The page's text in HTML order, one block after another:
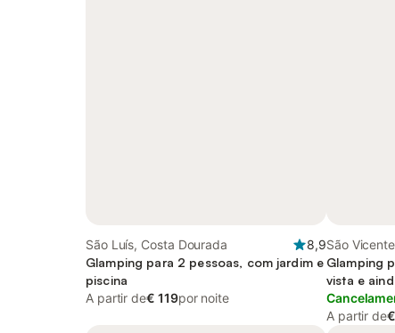
São Luís, Costa Dourada
8,9
Glamping para 2 pessoas, com jardim e
piscina
A partir de€ 119por noite
São
Figueira,
Glamping
vista e
estimação
A partir de